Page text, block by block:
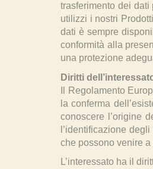
trasferimento dei
utilizzi i nostri
dati è sempre
conformità alla
una protezione
Diritti
Il Regolamento
la conferma
conoscere l’origine
l’identificazione
che possono venire a
L’interessato ha il